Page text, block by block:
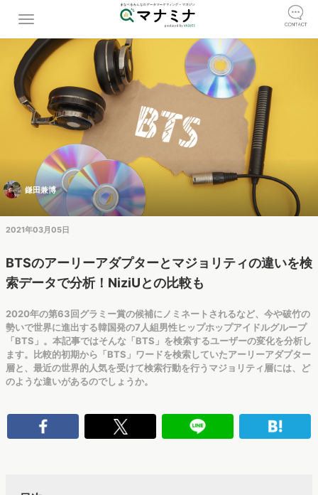
鎌田兼博
2021年03月05日
BTSのアーリーアダプターとマジョリティの違いを検
索データで分析！NiziUとの比較も
2020年の第63回グラミー賞の候補にノミネートされるなど、今や破竹の
勢いで世界に進出する韓国発の7人組男性ヒップホップアイドルグループ
「BTS」。本記事ではそんな「BTS」を検索するユーザーの変化を分析し
ます。比較的初期から「BTS」ワードを検索していたアーリーアダプター
層と、最近の世界的人気を受けて検索行動を行うマジョリティ層には、ど
のような違いがあるのでしょうか。